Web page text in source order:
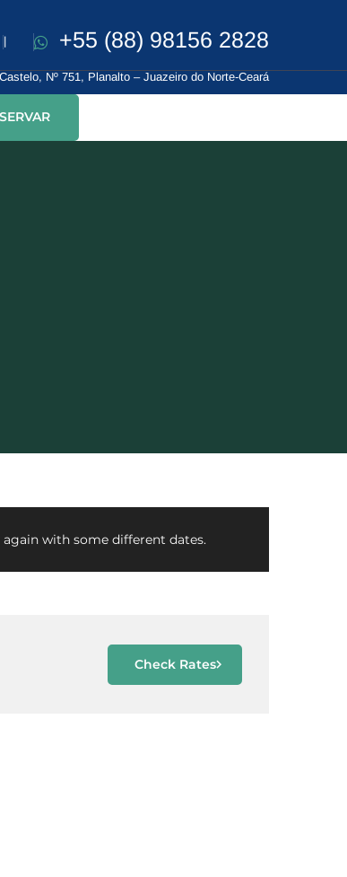
| +55 (88) 98156 2828
Nº 751, Planalto – Juazeiro do Norte-Ceará
again with some different dates.
Check Rates